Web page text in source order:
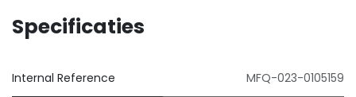
Specificaties
Internal Reference MFQ-023-0105159